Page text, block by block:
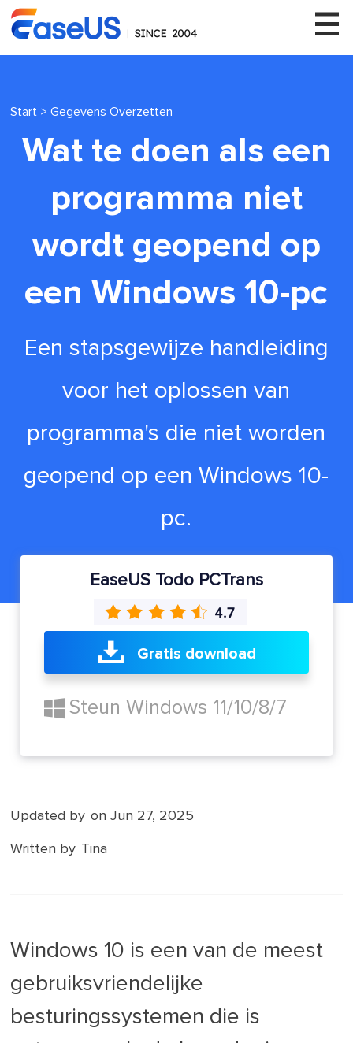
Start >Gegevens Overzetten
Wat te doen als een
programma niet
wordt geopend op
een Windows 10-pc
Een stapsgewijze handleiding
voor het oplossen van
programma's die niet worden
geopend op een Windows 10-
pc.
EaseUS Todo PCTrans
Gratis download
Steun Windows 11/10/8/7
Updated by on Jun 27, 2025
Written by Tina
Windows 10 is een van de meest
gebruiksvriendelijke
besturingssystemen die is